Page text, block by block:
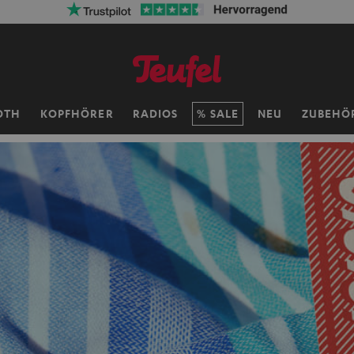
Versandkosten sparen mit VKF-72F 06D:14
KOPFHÖRER RADIOS SALE NEU